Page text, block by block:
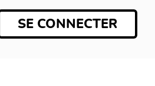
SE CONNECTER